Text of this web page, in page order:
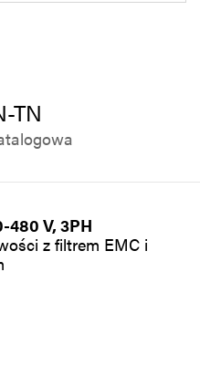
TN
480 V, 3PH
z filtrem EMC i